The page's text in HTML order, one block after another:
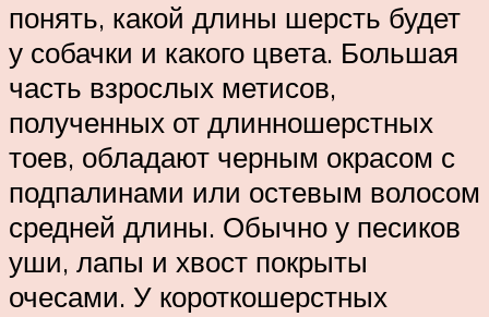
понять, какой длины шерсть будет
у собачки и какого цвета. Большая
часть взрослых метисов,
полученных от длинношерстных
тоев, обладают черным окрасом с
подпалинами или остевым волосом
средней длины. Обычно у песиков
уши, лапы и хвост покрыты
очесами. У короткошерстных